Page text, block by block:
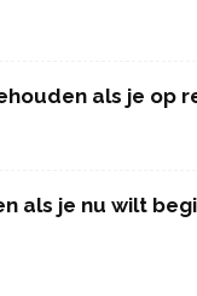
als je op
als je nu wilt